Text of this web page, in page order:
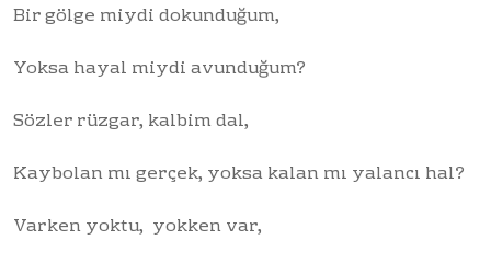
Bir gölge miydi dokunduğum,
Yoksa hayal miydi avunduğum?
Sözler rüzgar, kalbim dal,
Kaybolan mı gerçek, yoksa kalan mı yalancı hal?
Varken yoktu, yokken var,